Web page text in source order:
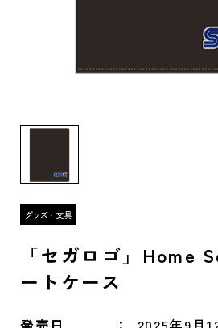
「セガロゴ」Home
ートケース